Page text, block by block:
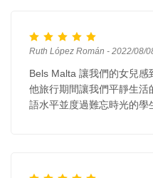
Ruth López Román - 2022/08/
Bels Malta 讓我們的女兒
他旅行期間讓我們平靜生
語水平並度過難忘時光的學